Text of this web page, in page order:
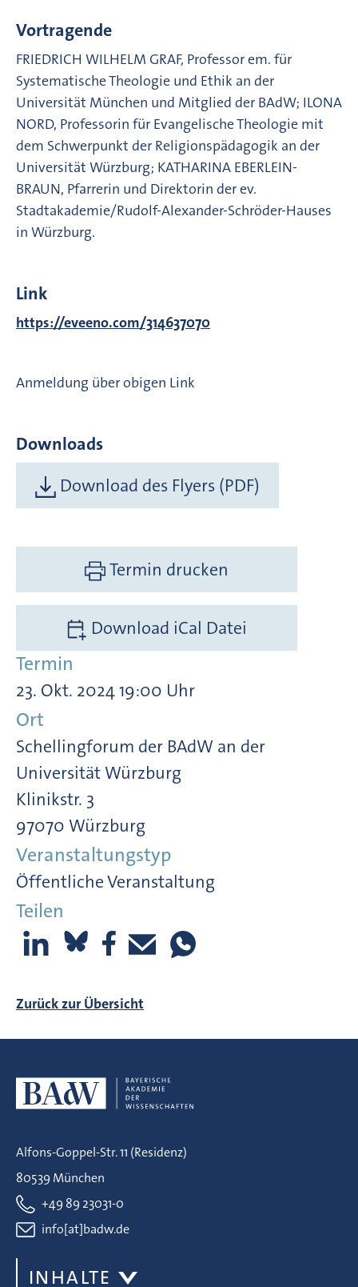
Vortragende
FRIEDRICH WILHELM GRAF, Professor em. für
Systematische Theologie und Ethik an der
Universität München und Mitglied der BAdW; ILONA
NORD, Professorin für Evangelische Theologie mit
dem Schwerpunkt der Religionspädagogik an der
Universität Würzburg; KATHARINA EBERLEIN-
BRAUN, Pfarrerin und Direktorin der ev.
Stadtakademie/Rudolf-Alexander-Schröder-Hauses
in Würzburg.
Link
https://eveeno.com/314637070
Anmeldung über obigen Link
Downloads
Download des Flyers (PDF)
Termin drucken
Download iCal Datei
Termin
23. Okt. 2024 19:00 Uhr
Ort
Schellingforum der BAdW an der
Universität Würzburg
Klinikstr. 3
97070 Würzburg
Veranstaltungstyp
Öffentliche Veranstaltung
Teilen
Zurück zur Übersicht
Alfons-Goppel-Str. 11 (Residenz)
80539 München
+49 89 23031-0
info[at]badw.de
INHALTE